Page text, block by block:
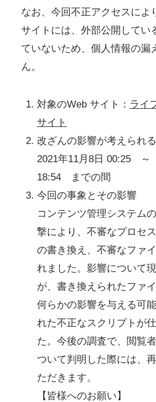
なお、今回不正アクセスによ
サイトには、外部公開してい
ていないため、個人情報の漏
ん。
対象のWeb サイト： ライ
サイト
改ざんの影響が考えられ
2021年11月8日 00:25 ～
18:54 までの間
今回の事象とその影響
コンテンツ管理システム
撃により、不審なプロセ
の書き換え、不審なファ
れました。影響について
が、書き換えられたファ
何らかの影響を与える可
れた不正なスクリプトが
た。今後の調査で、閲覧
ついて判明した際には、
ただきます。
【皆様へのお願い】